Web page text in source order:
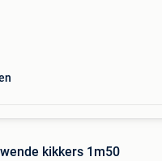
kikkers 1m50